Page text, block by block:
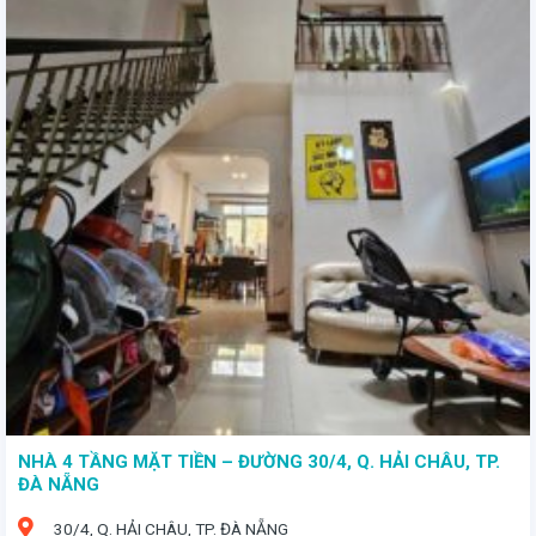
NHÀ 4 TẦNG MẶT TIỀN – ĐƯỜNG 30/4, Q. HẢI CHÂU, TP.
ĐÀ NẴNG
30/4, Q. HẢI CHÂU, TP. ĐÀ NẴNG